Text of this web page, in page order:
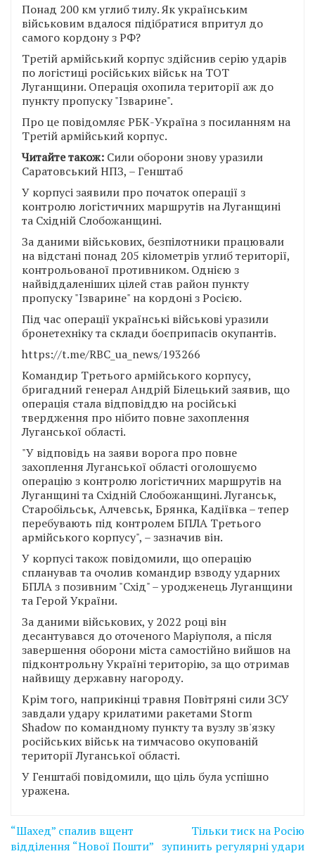
Понад 200 км углиб тилу. Як українським
військовим вдалося підібратися впритул до
самого кордону з РФ?
Третій армійський корпус здійснив серію ударів
по логістиці російських військ на ТОТ
Луганщини. Операція охопила території аж до
пункту пропуску "Ізварине".
Про це повідомляє РБК-Україна з посиланням на
Третій армійський корпус.
Читайте також: Сили оборони знову уразили
Саратовський НПЗ, – Генштаб
У корпусі заявили про початок операції з
контролю логістичних маршрутів на Луганщині
та Східній Слобожанщині.
За даними військових, безпілотники працювали
на відстані понад 205 кілометрів углиб території,
контрольованої противником. Однією з
найвіддаленіших цілей став район пункту
пропуску "Ізварине" на кордоні з Росією.
Під час операції українські військові уразили
бронетехніку та склади боєприпасів окупантів.
https://t.me/RBC_ua_news/193266
Командир Третього армійського корпусу,
бригадний генерал Андрій Білецький заявив, що
операція стала відповіддю на російські
твердження про нібито повне захоплення
Луганської області.
"У відповідь на заяви ворога про повне
захоплення Луганської області оголошуємо
операцію з контролю логістичних маршрутів на
Луганщині та Східній Слобожанщині. Луганськ,
Старобільськ, Алчевськ, Брянка, Кадіївка – тепер
перебувають під контролем БПЛА Третього
армійського корпусу", – зазначив він.
У корпусі також повідомили, що операцію
спланував та очолив командир взводу ударних
БПЛА з позивним "Схід" – уродженець Луганщини
та Герой України.
За даними військових, у 2022 році він
десантувався до оточеного Маріуполя, а після
завершення оборони міста самостійно вийшов на
підконтрольну Україні територію, за що отримав
найвищу державну нагороду.
Крім того, наприкінці травня Повітряні сили ЗСУ
завдали удару крилатими ракетами Storm
Shadow по командному пункту та вузлу зв'язку
російських військ на тимчасово окупованій
території Луганської області.
У Генштабі повідомили, що ціль була успішно
уражена.
Навігація
записів
“Шахед” спалив вщент
відділення “Нової Пошти”
Тільки тиск на Росію
зупинить регулярні удари